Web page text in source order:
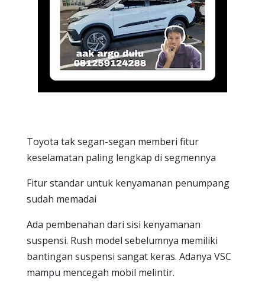
Toyota tak segan-segan memberi fitur
keselamatan paling lengkap di segmennya
Fitur standar untuk kenyamanan penumpang
sudah memadai
Ada pembenahan dari sisi kenyamanan
suspensi. Rush model sebelumnya memiliki
bantingan suspensi sangat keras. Adanya VSC
mampu mencegah mobil melintir.